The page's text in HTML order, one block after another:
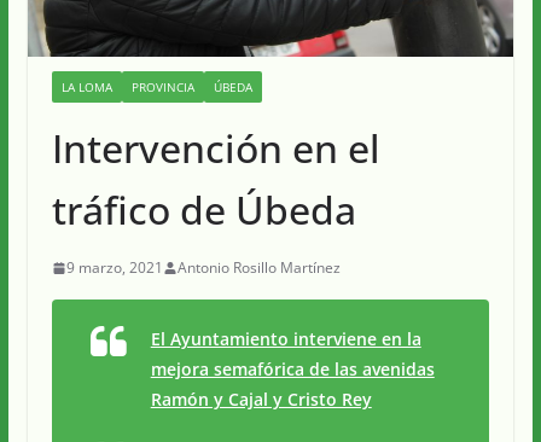
LA LOMA PROVINCIA ÚBEDA
Intervención en el
tráfico de Úbeda
9 marzo, 2021 Antonio Rosillo Martínez
El Ayuntamiento interviene en la
mejora semafórica de las avenidas
Ramón y Cajal y Cristo Rey